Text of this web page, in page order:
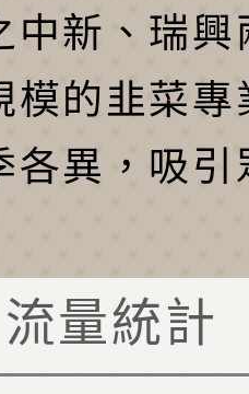
中新、瑞興
模的韭菜專
各異，吸引
流量統計